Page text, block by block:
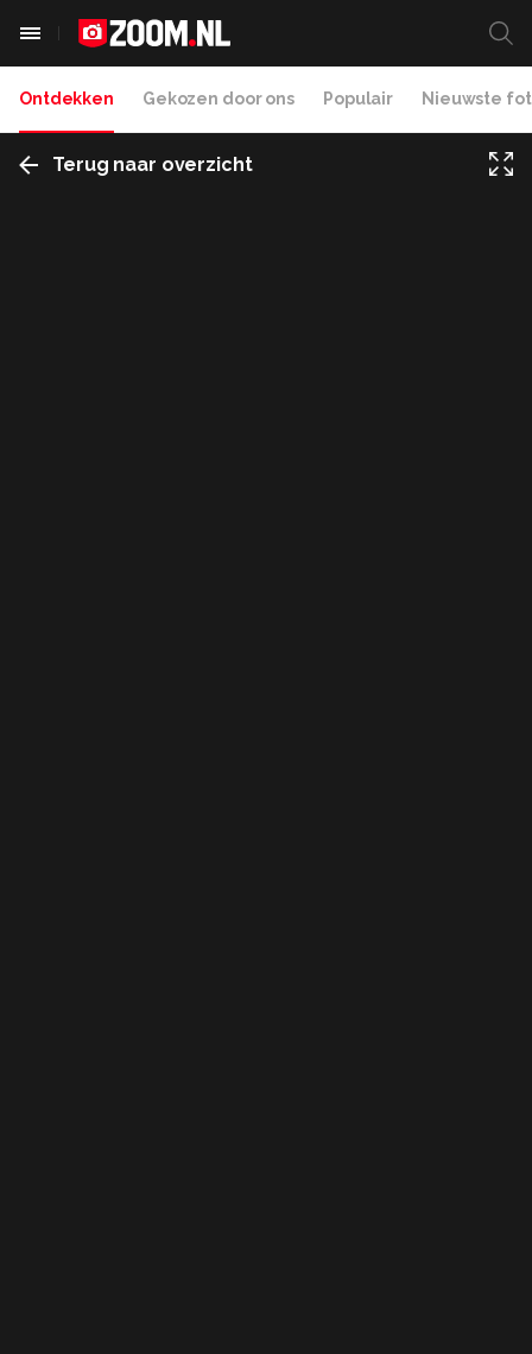
Ontdekken Gekozen door ons Populair Nieuwste
Terug naar overzicht